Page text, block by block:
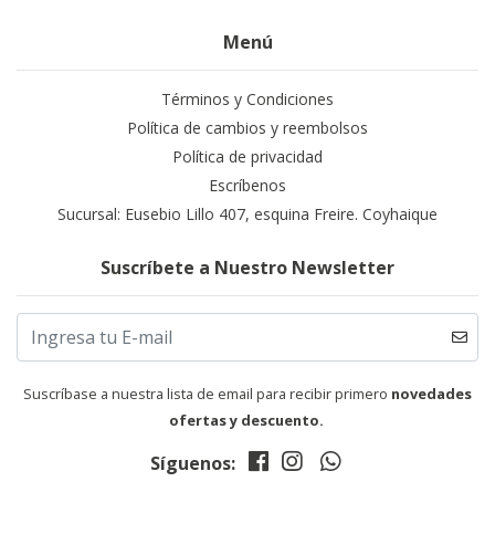
Menú
Términos y Condiciones
Política de cambios y reembolsos
Política de privacidad
Escríbenos
Sucursal: Eusebio Lillo 407, esquina Freire. Coyhaique
Suscríbete a Nuestro Newsletter
Suscríbase a nuestra lista de email para recibir primero novedades
ofertas y descuento.
Síguenos: